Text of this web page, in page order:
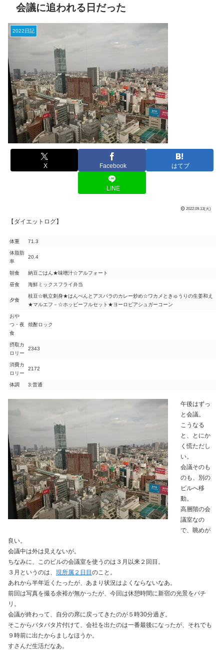
会議に追われる日だった
2022日記
X Facebook はてブ
LINE
2022.09.13(火)
【ダイエットログ】
体重 71.3
体脂肪
率
20.4
朝食 納豆ごはん★味噌汁☆アルフォート
昼食 海鮮ミックスフライ弁当
夕食
枝豆☆帆立刺身★はんぺんとアスパラのカレー炒め☆ワカメときゅうりの生姜和え
★マルエフ－☆ホッピーフルセット★ヨーロピアシュガーコーン
おや
つ・夜
食
焼酎ロック
摂取カ
ロリー
2343
消費カ
ロリー
2172
体調 3:普通
午後はずっ
と会議。
こうなる
と、とにか
く慌ただし
い。
会議そのも
のも、別の
ビルへ移
動。
高層階の会
議室なの
で、眺めが
良い。
会議中は外は見えないが。
ちなみに、このビルの会議室を使うのは３月以来２回目。
３月というのは、 現所属２日目のこと。
あれから半年近くたったが、あまり状況はよくならないなあ。
前回は写真を撮る余裕が無かったが、今回は休憩時間に新宿の光景をパチ
リ。
会議が終わって、自分の席に戻ってきたのが５時30分過ぎ。
そこからバタバタ片付けて、会社を出たのは一番最後になったが、それでも
９時前に出たからましなほうか。
すさんだ生活だなあ。